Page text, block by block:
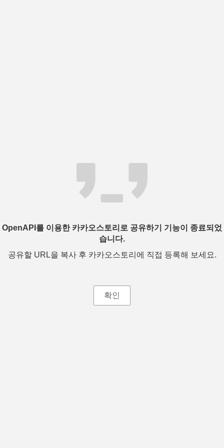
OpenAPI를 이용한 카카오스토리로 공유하기 기능이 종료되었
습니다.
공유할 URL을 복사 후 카카오스토리에 직접 등록해 보세요.
확인